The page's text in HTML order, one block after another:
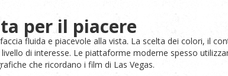
per il piacere
fluida e piacevole alla vista. La scelta dei colori, il
di interesse. Le piattaforme moderne spesso
che ricordano i film di Las Vegas.